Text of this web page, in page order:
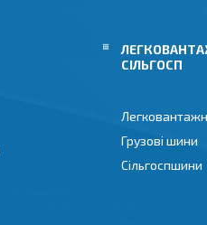
СІЛЬГОСП
Грузові шини
Сільгоспшини